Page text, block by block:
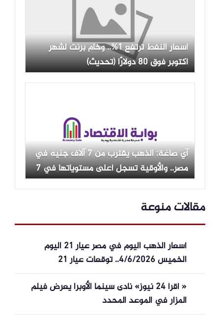
أسعار النفط ترتفع 1%.. وخام برنت لشهر
أكتوبر فوق 80 دولارًا (تحديث)
آي صاغة: الذهب يقترب من 7 آلاف جنيه في
مصر.. والأوقية تسجل أعلى مستوياتها في 7
أسابيع وتوقعات بالوصول إلى 5000 دولار
مقالات منوعة
أسعار الذهب اليوم في مصر عيار 21 اليوم
الخميس 4/6/2026.. توقعات عيار 21
« أقرأ 24 نيوز» نادى سينما الأوبرا يعرض فيلم
المزار في الموعد المحدد